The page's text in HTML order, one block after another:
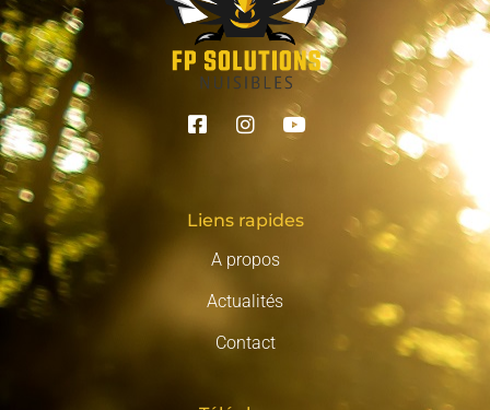
Liens rapides
A propos
Actualités
Contact